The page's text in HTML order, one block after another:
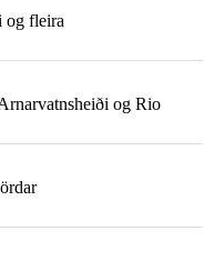
og fleira
og Rio
fiskisúpan